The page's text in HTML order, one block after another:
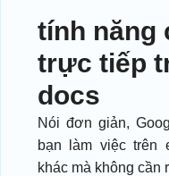
tính năng
trực tiếp
docs
Nói đơn giản,
bạn làm việc trên
khác mà không cần